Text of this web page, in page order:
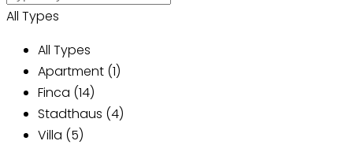
All Types
All Types
Apartment (1)
Finca (14)
Stadthaus (4)
Villa (5)